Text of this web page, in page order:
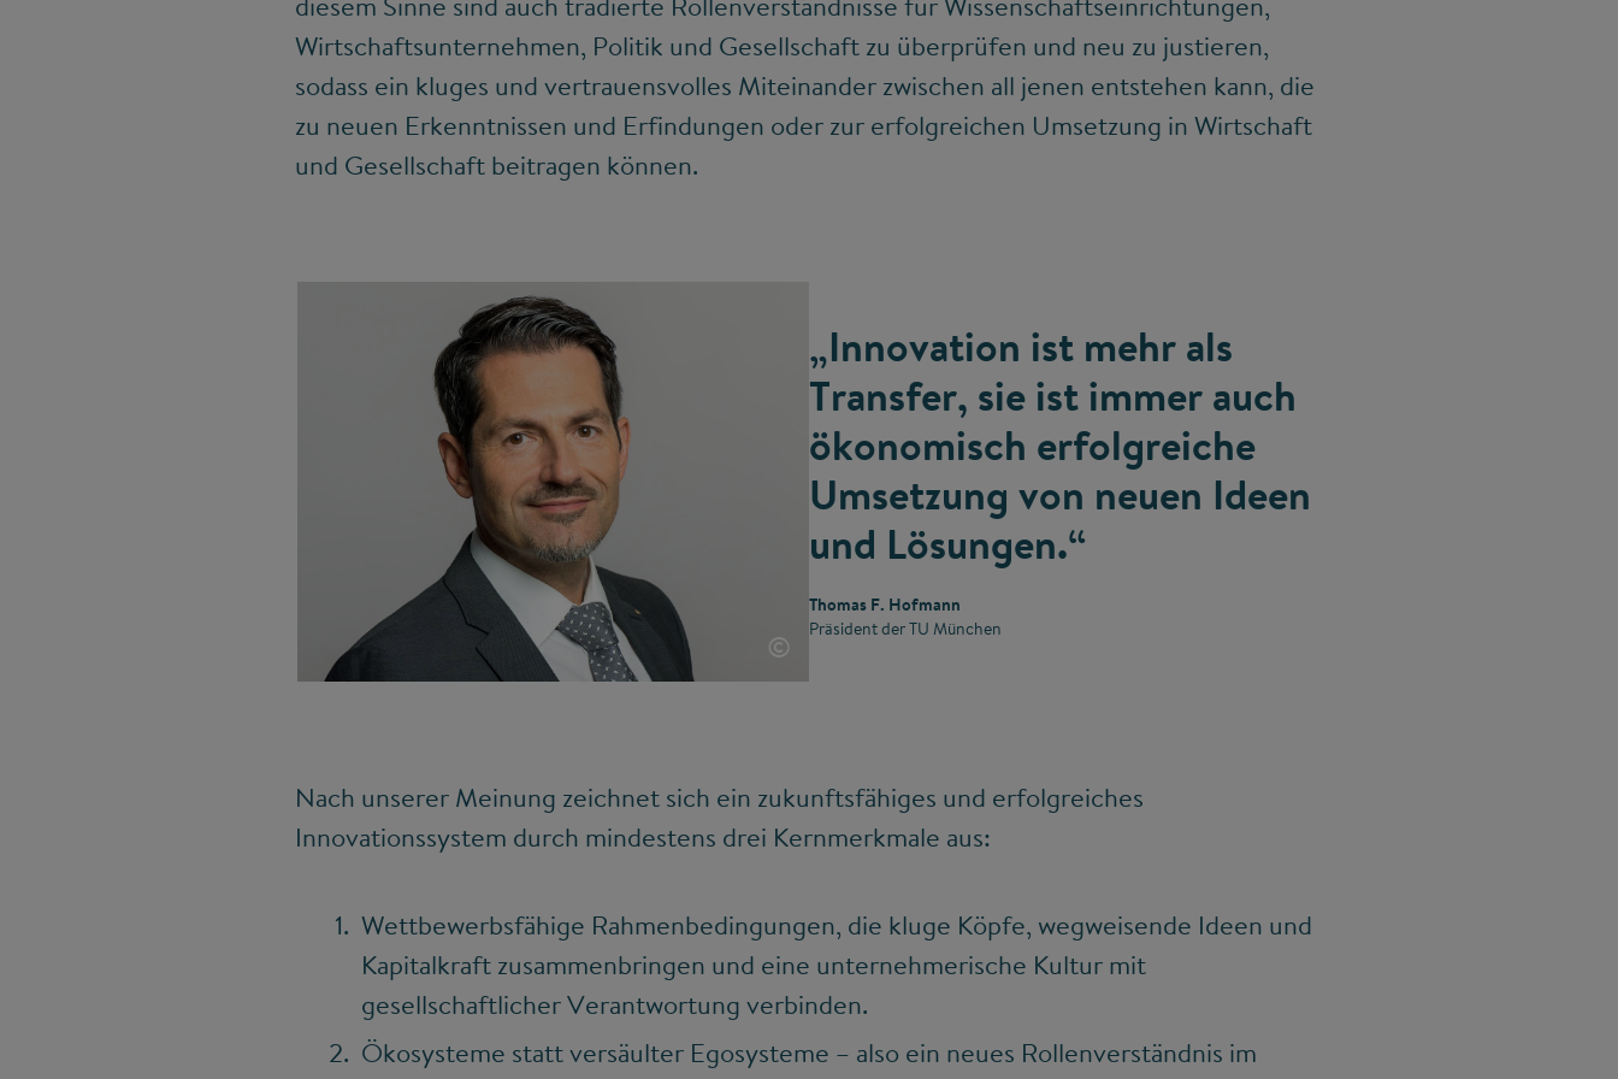
Wirtschaftsunternehmen, Politik und Gesellschaft zu überprüfen und neu zu justieren,
sodass ein kluges und vertrauensvolles Miteinander zwischen all jenen entstehen kann, die
zu neuen Erkenntnissen und Erfindungen oder zur erfolgreichen Umsetzung in Wirtschaft
und Gesellschaft beitragen können.
©
„Innovation ist mehr als
Transfer, sie ist immer auch
ökonomisch erfolgreiche
Umsetzung von neuen Ideen
und Lösungen.“
Thomas F. Hofmann
Präsident der TU München
Nach unserer Meinung zeichnet sich ein zukunftsfähiges und erfolgreiches
Innovationssystem durch mindestens drei Kernmerkmale aus:
Wettbewerbsfähige Rahmenbedingungen, die kluge Köpfe, wegweisende Ideen und
Kapitalkraft zusammenbringen und eine unternehmerische Kultur mit
gesellschaftlicher Verantwortung verbinden.
Ökosysteme statt versäulter Egosysteme – also ein neues Rollenverständnis im